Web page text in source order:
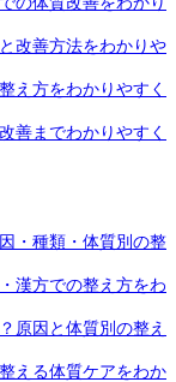
改善方法をわかりや
え方をわかりやすく
善までわかりやすく
・種類・体質別の整
漢方での整え方をわ
原因と体質別の整え
える体質ケアをわか